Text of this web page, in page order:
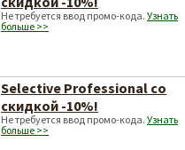
Не требуется ввод промо-кода. Узнать
больше >>
Selective Professional со
скидкой -10%!
Не требуется ввод промо-кода. Узнать
больше >>